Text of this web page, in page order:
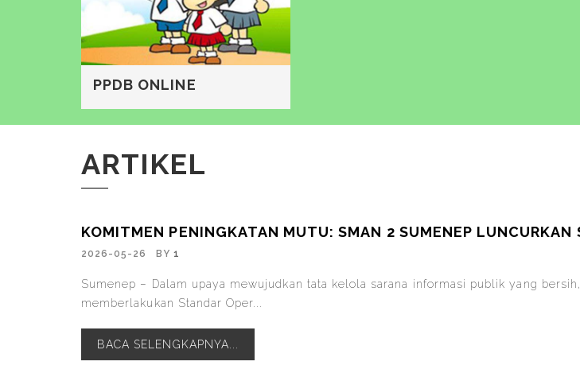
PPDB ONLINE
ARTIKEL
KOMITMEN PENINGKATAN MUTU: SMAN 2 SUMENEP
2026-05-26 BY 1
Sumenep – Dalam upaya mewujudkan tata kelola sarana informasi publik yang
memberlakukan Standar Oper...
BACA SELENGKAPNYA...